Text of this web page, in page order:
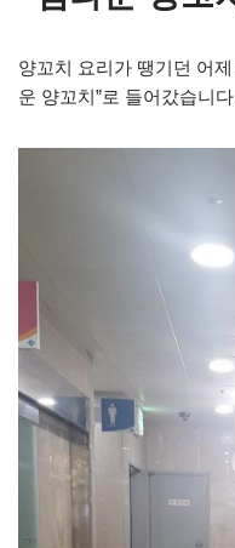
양꼬치 요리가 땡기던 어
운 양꼬치”로 들어갔습니